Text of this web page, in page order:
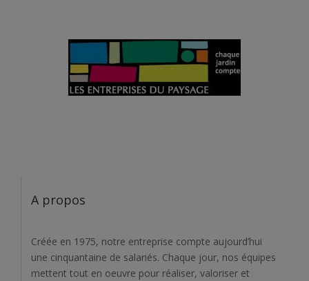
A propos
Créée en 1975, notre entreprise compte aujourd’hui
une cinquantaine de salariés. Chaque jour, nos équipes
mettent tout en oeuvre pour réaliser, valoriser et